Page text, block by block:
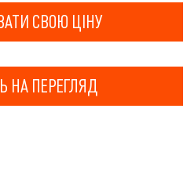
СВОЮ ЦІНУ
НА ПЕРЕГЛЯД